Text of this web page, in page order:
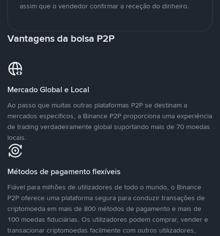
assim que o vendedor confirmar a receção do dinheiro.
Vantagens da bolsa P2P
Mercado Global e Local
Ao passo que muitas outras plataformas P2P se destinam a
mercados específicos, a Binance P2P proporciona uma experiência
de trading verdadeiramente global suportando mais de 70 moedas
locais.
Métodos de pagamento flexíveis
Fiável para milhões de utilizadores de todo o mundo, o Binance
P2P oferece uma plataforma segura para conduzir transações de
criptomoeda em mais de 800 métodos de pagamento e mais de
100 moedas fiduciárias. Os utilizadores podem comprar, vender e
transacionar criptomoedas facilmente com outros utilizadores,